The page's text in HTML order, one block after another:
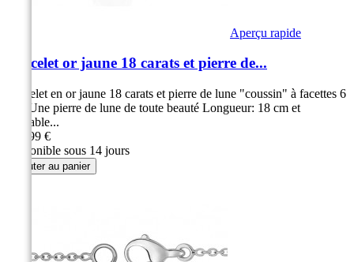
Aperçu rapide
Bracelet or jaune 18 carats et pierre de...
Bracelet en or jaune 18 carats et pierre de lune "coussin" à facettes 6
mm Une pierre de lune de toute beauté Longueur: 18 cm et
ajustable...
379,99 €
Disponible sous 14 jours
Ajouter au panier